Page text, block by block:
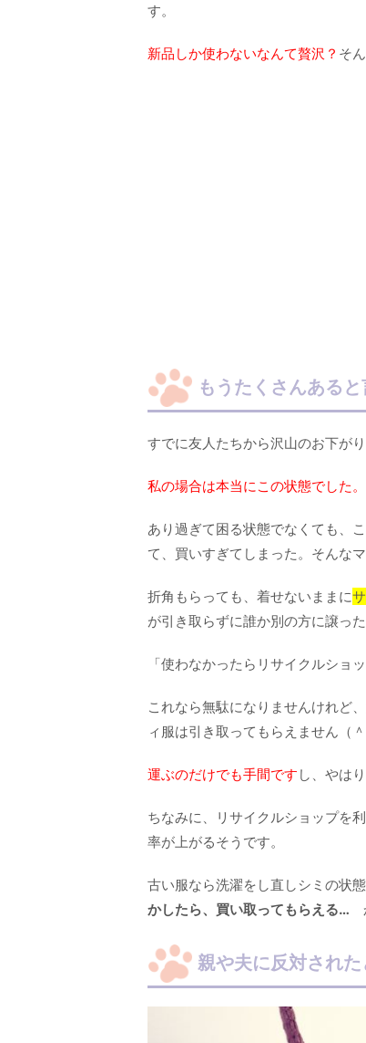
す。
新品しか使わないなんて贅沢？ そ
もうたくさんある
すでに友人たちから沢山のお下が
私の場合は本当にこの状態でした。
あり過ぎて困る状態でなくても、
て、買いすぎてしまった。そんな
折角もらっても、着せないままに
が引き取らずに誰か別の方に譲っ
「使わなかったらリサイクルショ
これなら無駄になりませんけれど
ィ服は引き取ってもらえません（＾
運ぶのだけでも手間です し、やは
ちなみに、リサイクルショップを
率が上がるそうです。
古い服なら洗濯をし直しシミの状
かしたら、買い取ってもらえる…
親や夫に反対され